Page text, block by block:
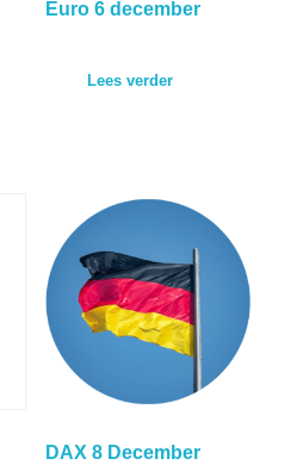
Euro 6 december
Lees verder
DAX 8 December